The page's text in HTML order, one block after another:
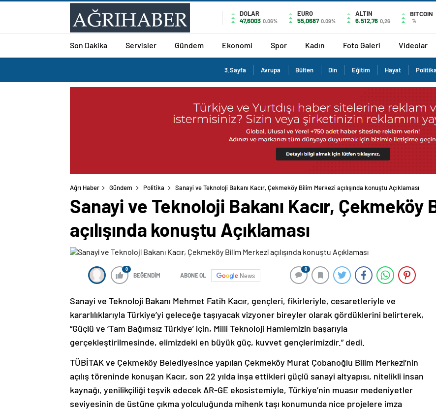
DOLAR
47,6003 0.06%
EURO
55,0687 0.09%
ALTIN
6.512,76 0,26
BITCOIN
%
Son Dakika Servisler Gündem Ekonomi Spor Kadın Foto Galeri Videolar
3.Sayfa Avrupa Bülten Din Eğitim Hayat Politika
Ağrı Haber Gündem Politika Sanayi ve Teknoloji Bakanı Kacır, Çekmeköy Bilim Merkezi açılışında konuştu Açıklaması
Sanayi ve Teknoloji Bakanı Kacır, Çekmeköy
açılışında konuştu Açıklaması
0
BEĞENDİM ABONE OL News
0
Sanayi ve Teknoloji Bakanı Mehmet Fatih Kacır, gençleri, fikirleriyle, cesaretleriyle ve
kararlılıklarıyla Türkiye’yi geleceğe taşıyacak vizyoner bireyler olarak gördüklerini belirterek,
“Güçlü ve ‘Tam Bağımsız Türkiye’ için, Milli Teknoloji Hamlemizin başarıyla
gerçekleştirilmesinde, elimizdeki en büyük güç, kuvvet gençlerimizdir.” dedi.
TÜBİTAK ve Çekmeköy Belediyesince yapılan Çekmeköy Murat Çobanoğlu Bilim Merkezi’nin
açılış töreninde konuşan Kacır, son 22 yılda inşa ettikleri güçlü sanayi altyapısı, nitelikli insan
kaynağı, yenilikçiliği teşvik edecek AR-GE ekosistemiyle, Türkiye’nin muasır medeniyetler
seviyesinin de üstüne çıkma yolculuğunda mihenk taşı konumunda nice projelere imza